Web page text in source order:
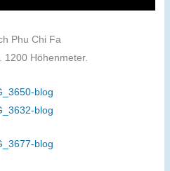
Phu Chi Fa
1200 Höhenmeter.